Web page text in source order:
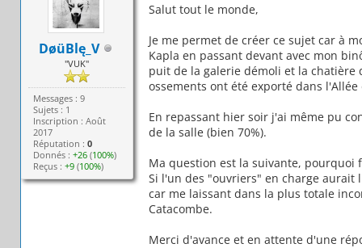
DøüBlę_V
"VUK"
Messages : 9
Sujets : 1
Inscription : Août
2017
Réputation :0
Donnés :+26 (100%)
Reçus :+9 (100%)
Salut tout le monde,
Je me permet de créer ce sujet car à
Kapla en passant devant avec mon
puit de la galerie démoli et la chatière
ossements ont été exporté dans
En repassant hier soir j'ai même pu
de la salle (bien 70%).
Ma question est la suivante, pourquoi
Si l'un des "ouvriers" en charge
car me laissant dans la plus totale
Catacombe.
Merci d'avance et en attente d'une